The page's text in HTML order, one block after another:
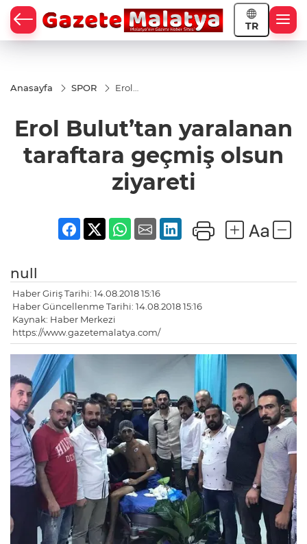
TR
Anasayfa SPOR
Erol
taraftara
geçmiş
ziyareti
Erol Bulut’tan yaralanan
taraftara geçmiş olsun
ziyareti
null
Haber Giriş Tarihi: 14.08.2018 15:16
Haber Güncellenme Tarihi: 14.08.2018 15:16
Kaynak: Haber Merkezi
https://www.gazetemalatya.com/